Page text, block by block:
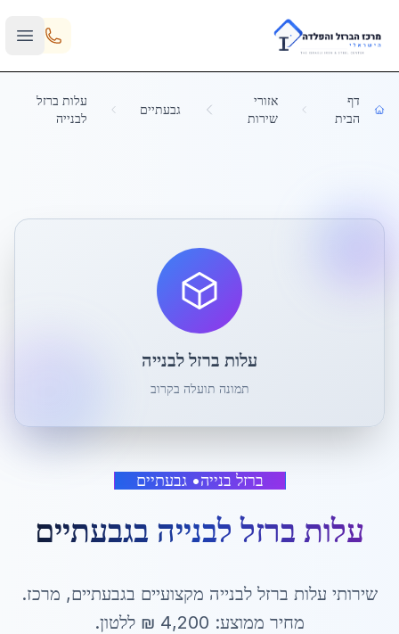
Skip to main content
דף
הבית
אזורי
שירות
גבעתיים
עלות ברזל
לבנייה
ברזל בנייה•גבעתיים
עלות ברזל לבנייה בגבעתיים
שירותי עלות ברזל לבנייה מקצועיים בגבעתיים, מרכז.
מחיר ממוצע: 4,200 ₪ ללטון.
עלות ברזל לבנייה
תמונה תועלה בקרוב